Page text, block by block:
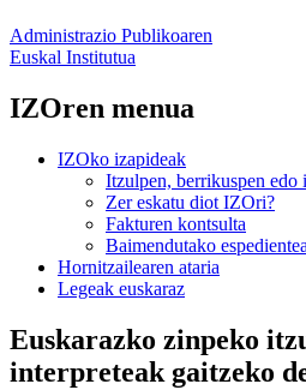
Administrazio Publikoaren
Euskal Institutua
IZOren menua
IZOko izapideak
Itzulpen, berrikuspen edo
Zer eskatu diot IZOri?
Fakturen kontsulta
Baimendutako
Hornitzailearen ataria
Legeak euskaraz
Euskarazko zinpeko
interpreteak gaitzeko